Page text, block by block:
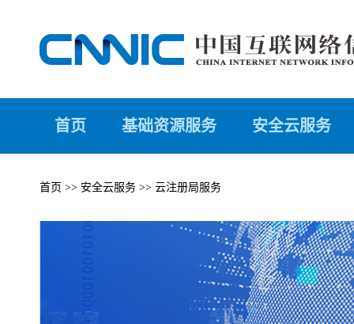
首页 基础资源服务 安全云服务
首页 >> 安全云服务 >> 云注册局服务